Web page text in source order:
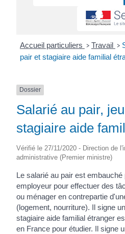
Accueil particuliers > Travail >
pair et stagiaire aide familial
Dossier
Salarié au pair,
stagiaire aide
Vérifié le 27/11/2020 - Direction de
administrative (Premier ministre)
Le salarié au pair est embauché
employeur pour effectuer des
ou ménager en contrepartie
(logement, nourriture). Il signe
stagiaire aide familial étranger
en France pour étudier. Il signe